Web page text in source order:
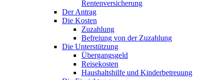
Rentenversicherung
Der Antrag
Die Kosten
Zuzahlung
Befreiung von der Zuzahlung
Die Unterstützung
Übergangsgeld
Reisekosten
Haushaltshilfe und Kinderbetreuung